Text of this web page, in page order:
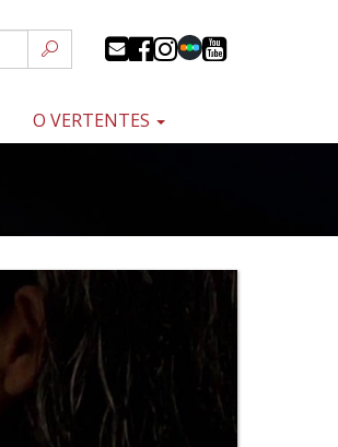
O VERTENTES